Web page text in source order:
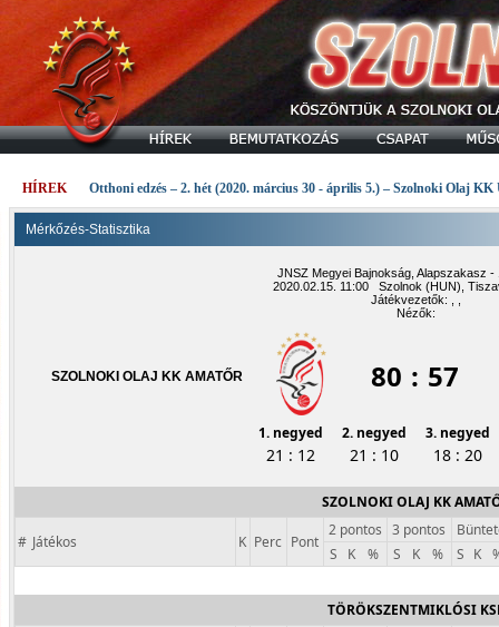
HÍREK Otthoni edzés – 2. hét (2020. március 30 - április 5.) – Szolnoki Olaj KK
Mérkőzés-Statisztika
JNSZ Megyei Bajnokság, Alapszakasz -
2020.02.15. 11:00 Szolnok (HUN),
Játékvezetők: , ,
Nézők:
SZOLNOKI OLAJ KK AMATŐR 80 : 57
1. negyed 2. negyed 3. negyed
21 : 12 21 : 10 18 : 20
SZOLNOKI OLAJ KK
# Játékos K Perc Pont
2 pontos 3 pontos
S
K % S K % S K
TÖRÖKSZENTMIKLÓSI